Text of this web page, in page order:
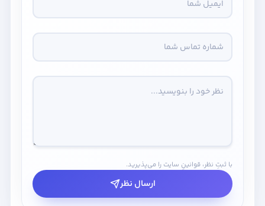
با ثبتِ نظر، قوانینِ سایت را می‌پذیرید.
ارسال نظر